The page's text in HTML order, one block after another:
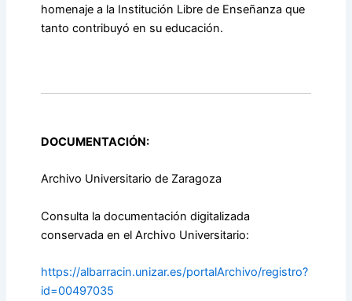
homenaje a la Institución Libre de Enseñanza que
tanto contribuyó en su educación.
DOCUMENTACIÓN:
Archivo Universitario de Zaragoza
Consulta la documentación digitalizada
conservada en el Archivo Universitario:
https://albarracin.unizar.es/portalArchivo/registro?
id=00497035